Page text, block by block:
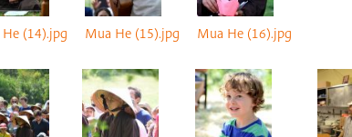
(14).jpg Mua He (15).jpg Mua He (16).jpg